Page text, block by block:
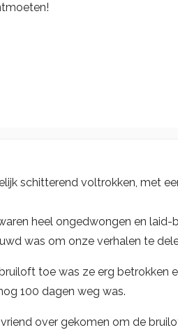
schitterend voltrokken, met
heel ongedwongen en
was om onze verhalen te
toe was ze erg betrokken
100 dagen weg was.
over gekomen om de